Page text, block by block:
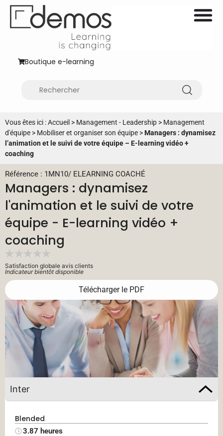
Boutique e-learning
Vous êtes ici :Accueil > Management - Leadership > Management
d'équipe > Mobiliser et organiser son équipe >Managers : dynamisez
l’animation et le suivi de votre équipe – E-learning vidéo +
coaching
Référence : 1MN10/ ELEARNING COACHÉ
Managers : dynamisez
l'animation et le suivi de votre
équipe - E-learning vidéo +
coaching
Satisfaction globale avis clients
Indicateur bientôt disponible
Télécharger le PDF
Inter
Blended
3.87 heures